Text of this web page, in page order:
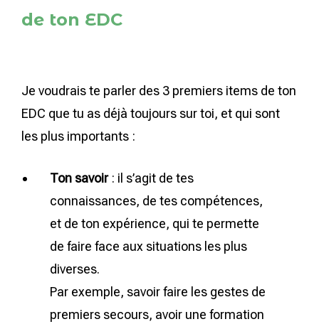
de ton EDC
Je voudrais te parler des 3 premiers items de ton
EDC que tu as déjà toujours sur toi, et qui sont
les plus importants :
Ton savoir : il s’agit de tes
connaissances, de tes compétences,
et de ton expérience, qui te permette
de faire face aux situations les plus
diverses.
Par exemple, savoir faire les gestes de
premiers secours, avoir une formation